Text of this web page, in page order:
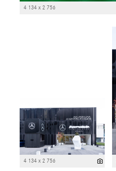
4 134 x 2 756
4 134 x 2 756